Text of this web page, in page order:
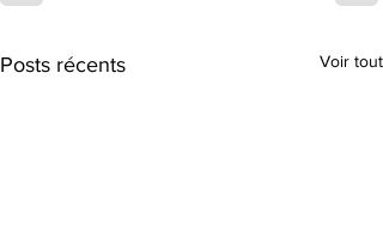
Posts récents Voir tout